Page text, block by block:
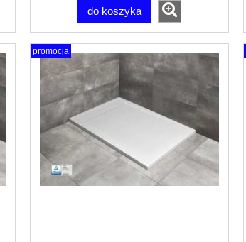
do koszyka
promocja